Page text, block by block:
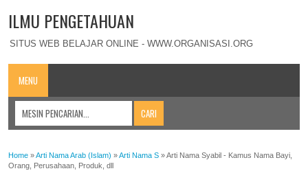
ILMU PENGETAHUAN
SITUS WEB BELAJAR ONLINE - WWW.ORGANISASI.ORG
MENU
Home »Arti Nama Arab (Islam) »Arti Nama S »Arti Nama Syabil - Kamus Nama Bayi,
Orang, Perusahaan, Produk, dll